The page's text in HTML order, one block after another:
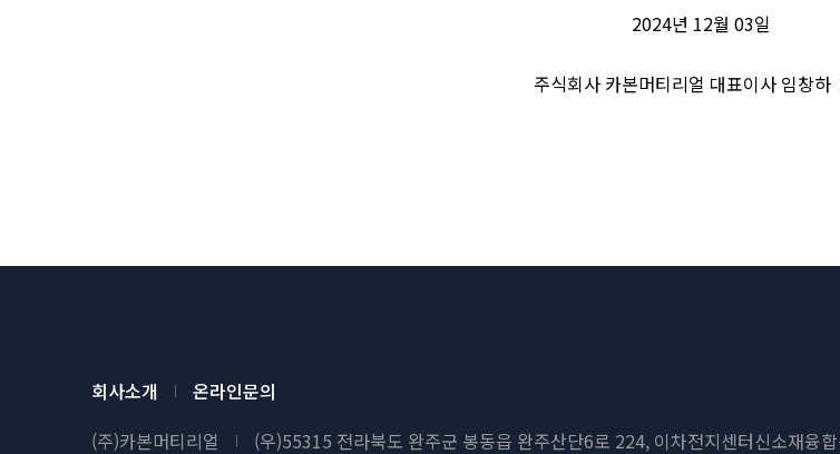
2024년 12월 03일
주식회사 카본머티리얼 대표이사 임창하 (직
회사소개
온라인문의
(주)카본머티리얼
(우)55315 전라북도 완주군 봉동읍 완주산단6로 224, 이차전지센터신소재융